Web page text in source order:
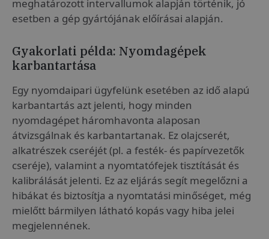
meghatározott intervallumok alapján történik, jó
esetben a gép gyártójának előírásai alapján.
Gyakorlati példa: Nyomdagépek
karbantartása
Egy nyomdaipari ügyfelünk esetében az idő alapú
karbantartás azt jelenti, hogy minden
nyomdagépet háromhavonta alaposan
átvizsgálnak és karbantartanak. Ez olajcserét,
alkatrészek cseréjét (pl. a festék- és papírvezetők
cseréje), valamint a nyomtatófejek tisztítását és
kalibrálását jelenti. Ez az eljárás segít megelőzni a
hibákat és biztosítja a nyomtatási minőséget, még
mielőtt bármilyen látható kopás vagy hiba jelei
megjelennének.